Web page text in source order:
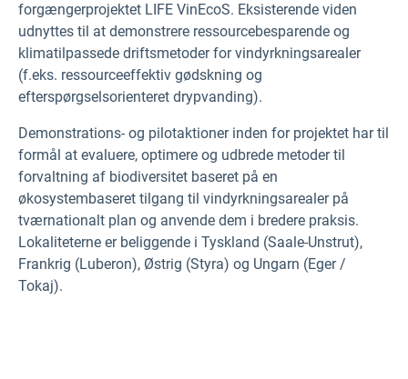
forgængerprojektet LIFE VinEcoS. Eksisterende viden
udnyttes til at demonstrere ressourcebesparende og
klimatilpassede driftsmetoder for vindyrkningsarealer
(f.eks. ressourceeffektiv gødskning og
efterspørgselsorienteret drypvanding).
Demonstrations- og pilotaktioner inden for projektet har til
formål at evaluere, optimere og udbrede metoder til
forvaltning af biodiversitet baseret på en
økosystembaseret tilgang til vindyrkningsarealer på
tværnationalt plan og anvende dem i bredere praksis.
Lokaliteterne er beliggende i Tyskland (Saale-Unstrut),
Frankrig (Luberon), Østrig (Styra) og Ungarn (Eger /
Tokaj).